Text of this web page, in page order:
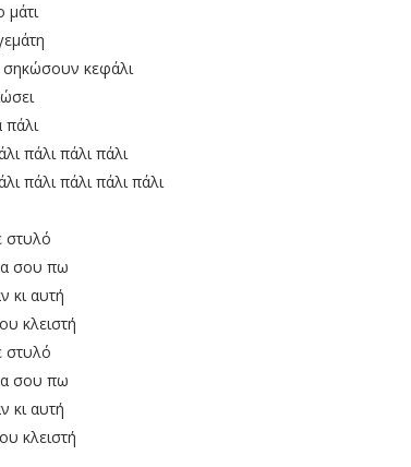
μάτι
σηκώσουν κεφάλι
πάλι
πάλι πάλι πάλι
πάλι πάλι πάλι πάλι
στυλό
σου πω
κι αυτή
κλειστή
στυλό
σου πω
κι αυτή
κλειστή